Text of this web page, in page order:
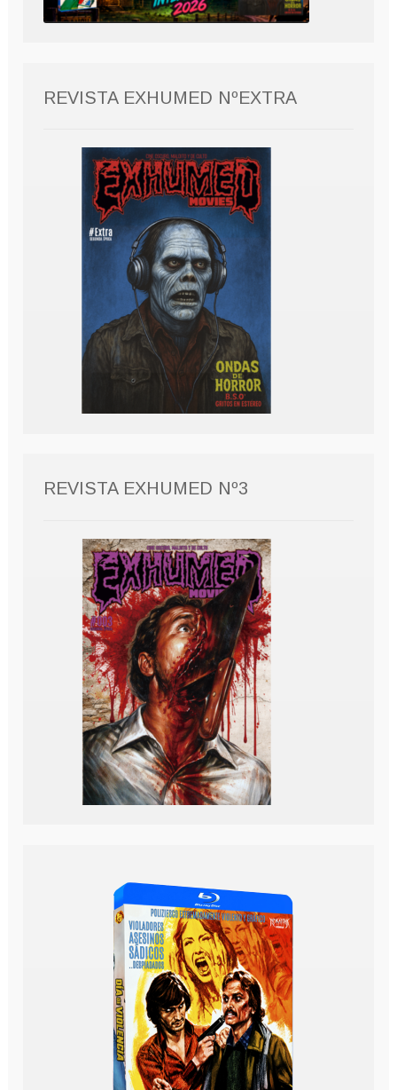
REVISTA EXHUMED NºEXTRA
REVISTA EXHUMED Nº3